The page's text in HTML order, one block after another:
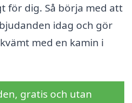
för dig. Så börja med att
idag och gör
med en kamin i
gratis och utan